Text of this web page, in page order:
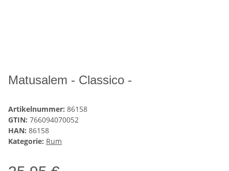
Matusalem - Classico -
Artikelnummer: 86158
GTIN: 766094070052
HAN: 86158
Kategorie: Rum